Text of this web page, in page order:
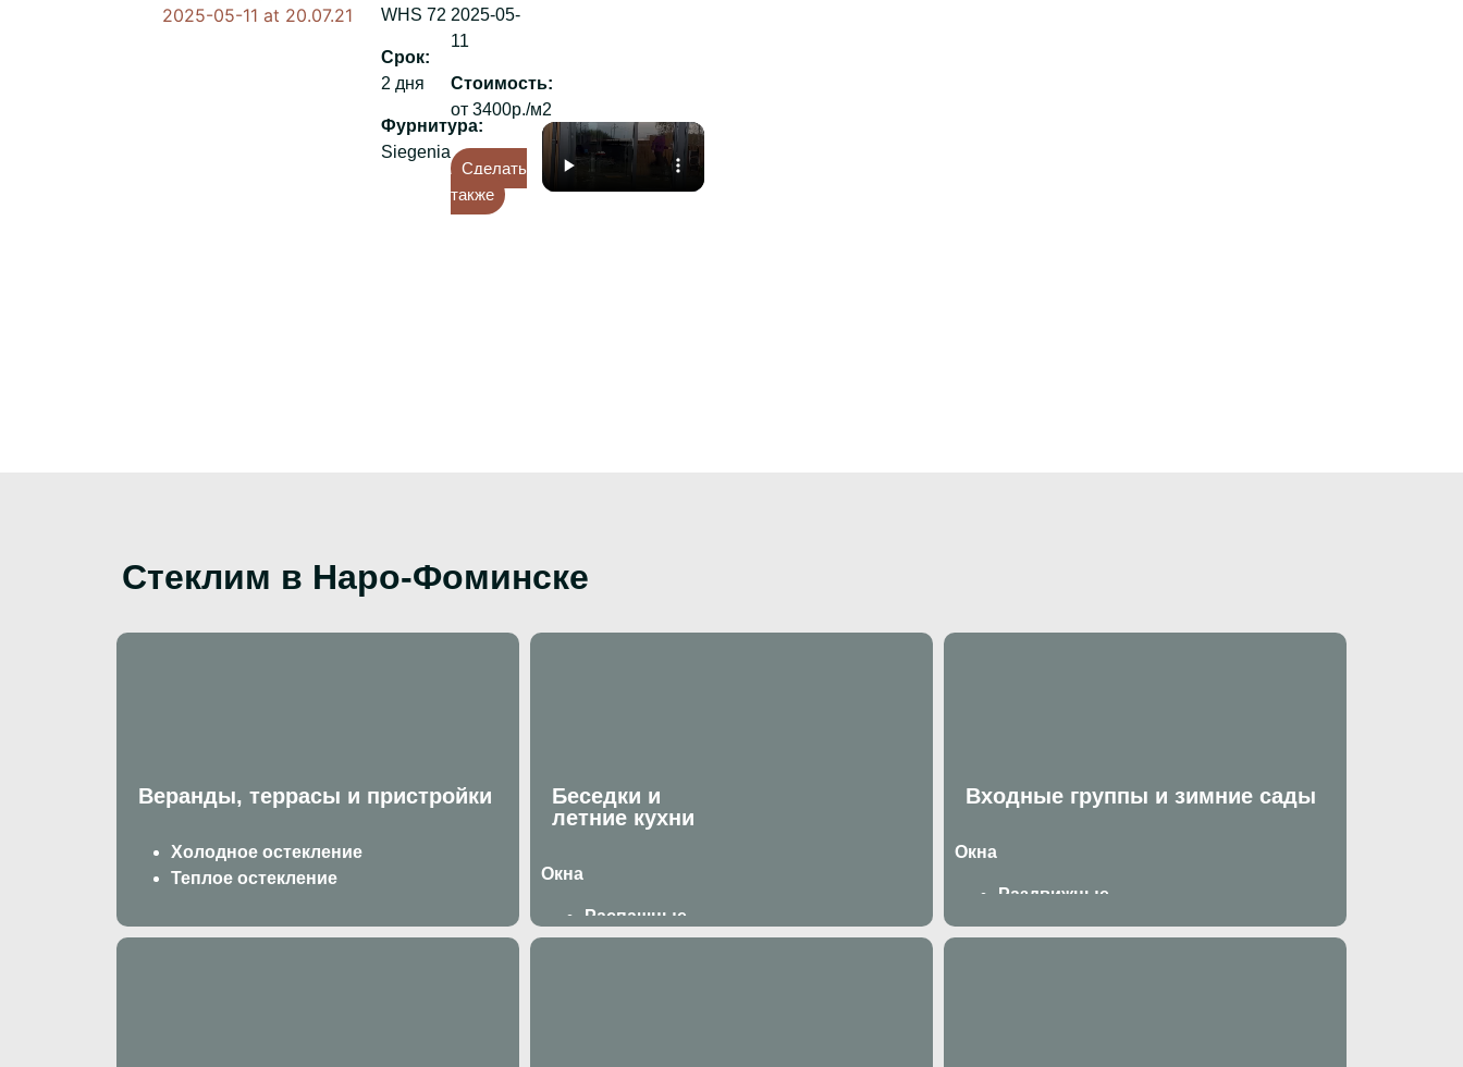
WHS 72
:
2 дня
:
Siegenia
2025-05-
11
:
от 3400р./м2
Сделать
также
Стеклим в Наро-Фоминске
Веранды, террасы и пристройки
Холодное остекление
Теплое остекление
Беседки и
летние кухни
Окна
Распашные
Раздвижные
Входные группы и зимние сады
Окна
Раздвижные